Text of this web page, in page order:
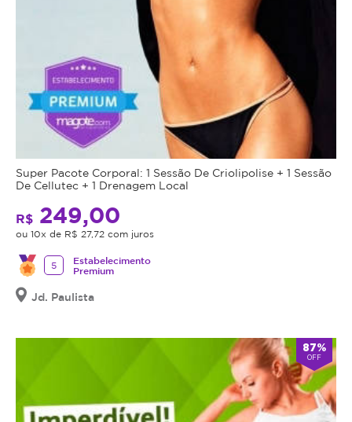
Super Pacote Corporal: 1 Sessão De Criolipolise + 1 Sessão
De Cellutec + 1 Drenagem Local
R$ 249,00
ou 10x de R$ 27,72 com juros
5
Estabelecimento
Premium
Jd. Paulista
87%
OFF